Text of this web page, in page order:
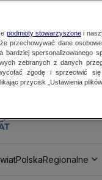
PolskaRegionalne
podmioty stowarzyszonei
przechowywać dane
spersonalizowanego
zebranych z danych
zgodę i sprzeciwić
przycisk „Ustawienia